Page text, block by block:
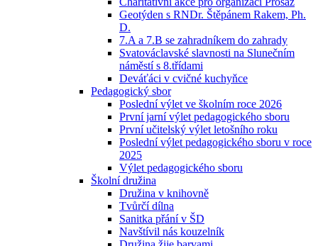
Geotýden s RNDr. Štěpánem Rakem, Ph.
D.
7.A a 7.B se zahradníkem do zahrady
Svatováclavské slavnosti na Slunečním
náměstí s 8.třídami
Deváťáci v cvičné kuchyňce
Pedagogický sbor
Poslední výlet ve školním roce 2026
První jarní výlet pedagogického sboru
První učitelský výlet letošního roku
Poslední výlet pedagogického sboru v roce
2025
Výlet pedagogického sboru
Školní družina
Družina v knihovně
Tvůrčí dílna
Sanitka přání v ŠD
Navštívil nás kouzelník